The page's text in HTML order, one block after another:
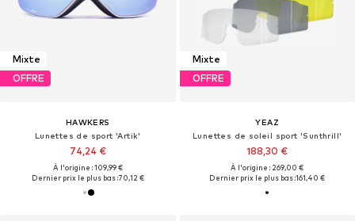
Mixte
OFFRE
HAWKERS
Lunettes de sport 'Artik'
74,24 €
À l'origine : 109,99 €
Dernier prix le plus bas :70,12 €
Mixte
OFFRE
YEAZ
Lunettes de soleil sport 'Sunthrill'
188,30 €
À l'origine : 269,00 €
Dernier prix le plus bas :161,40 €